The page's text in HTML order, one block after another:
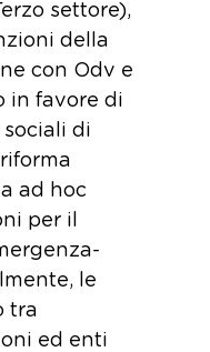
settore),
della
con Odv e
in favore di
di
ad hoc
per il
le
tra
ed enti